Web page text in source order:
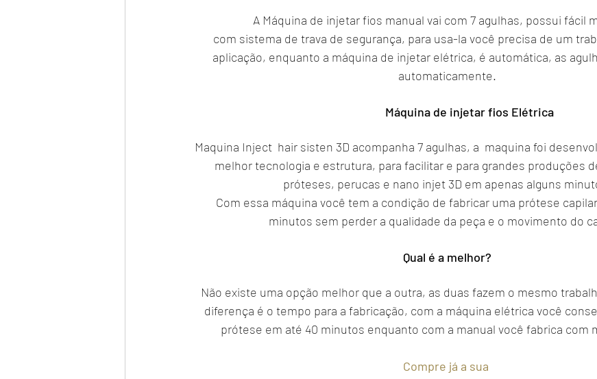
A Máquina de injetar fios manual vai com 7 agulhas, possui fácil
com sistema de trava de segurança, para usa-la você precisa de um
aplicação, enquanto a máquina de injetar elétrica, é automática, as
automaticamente.
                                                                      Máquina de injetar fios Elétrica
Maquina Inject  hair sisten 3D acompanha 7 agulhas, a  maquina foi
melhor tecnologia e estrutura, para facilitar e para grandes produções
próteses, perucas e nano injet 3D em apenas alguns
Com essa máquina você tem a condição de fabricar uma prótese
minutos sem perder a qualidade da peça e o movimento do
Qual é a melhor?
Não existe uma opção melhor que a outra, as duas fazem o mesmo
diferença é o tempo para a fabricação, com a máquina elétrica você
prótese em até 40 minutos enquanto com a manual você fabrica com
Compre já a sua